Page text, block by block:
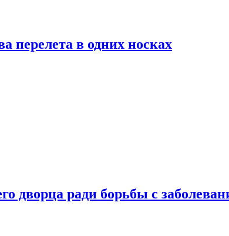
перелета в одних носках
дворца ради борьбы с